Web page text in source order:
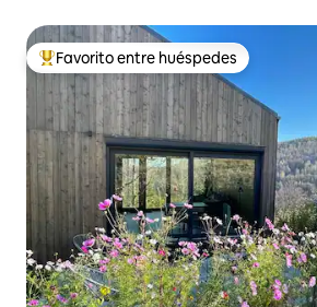
Favorito entre huéspedes preferido
Favorito entre huéspedes